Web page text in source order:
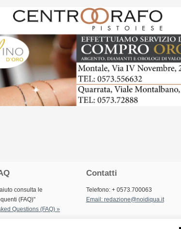
consulta le
(FAQ)"
Questions (FAQ) »
Contatti
Telefono: + 0573.700063
Email: redazione@noidiqua.it